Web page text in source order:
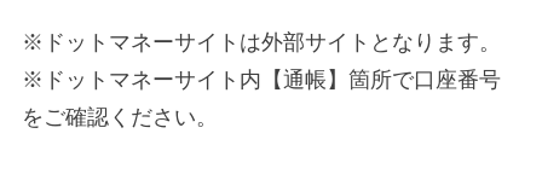
※ドットマネーサイトは外部サイトとなります。
※ドットマネーサイト内【通帳】箇所で口座番号
をご確認ください。